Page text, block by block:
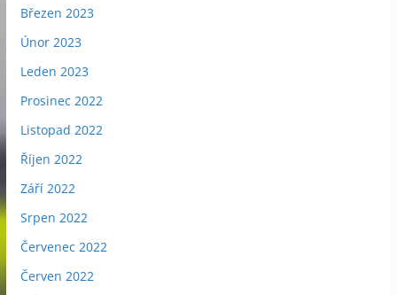
Březen 2023
Únor 2023
Leden 2023
Prosinec 2022
Listopad 2022
Říjen 2022
Září 2022
Srpen 2022
Červenec 2022
Červen 2022